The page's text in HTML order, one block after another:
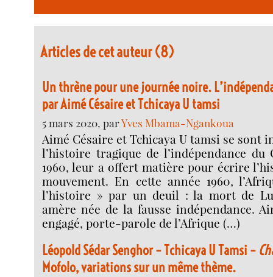
Articles de cet auteur (8)
Un thrène pour une journée noire.
par Aimé Césaire et Tchicaya U tamsi
5 mars 2020, parYves Mbama-Ngankoua
Aimé Césaire et Tchicaya U tamsi se sont
l’histoire tragique de l’indépendance
1960, leur a offert matière pour écrire
mouvement. En cette année 1960,
l’histoire » par un deuil : la mort de
amère née de la fausse indépendance.
engagé, porte-parole de l’Afrique (…)
Léopold Sédar Senghor – Tchicaya U Tamsi –
Mofolo, variations sur un même thème.